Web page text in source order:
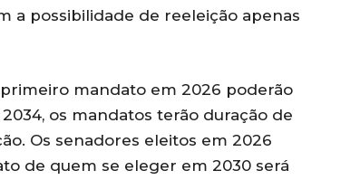
a possibilidade de reeleição apenas
mandato em 2026 poderão
os mandatos terão duração de
Os senadores eleitos em 2026
de quem se eleger em 2030 será